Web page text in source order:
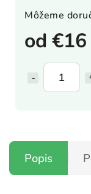
od€16
Môžeme
Popis